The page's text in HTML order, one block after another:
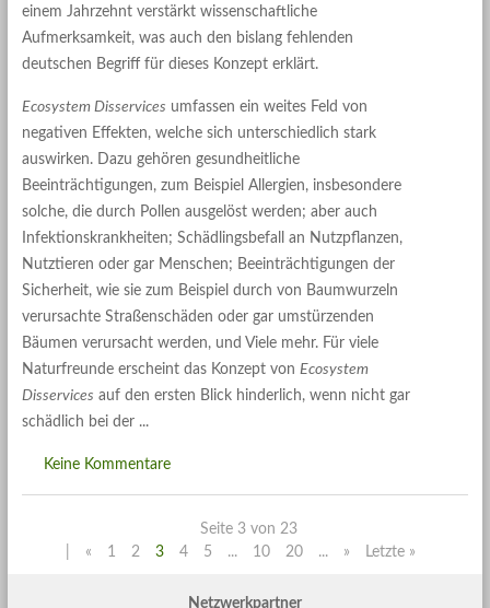
einem Jahrzehnt verstärkt wissenschaftliche
Aufmerksamkeit, was auch den bislang fehlenden
deutschen Begriff für dieses Konzept erklärt.
Ecosystem Disservices umfassen ein weites Feld von
negativen Effekten, welche sich unterschiedlich stark
auswirken. Dazu gehören gesundheitliche
Beeinträchtigungen, zum Beispiel Allergien, insbesondere
solche, die durch Pollen ausgelöst werden; aber auch
Infektionskrankheiten; Schädlingsbefall an Nutzpflanzen,
Nutztieren oder gar Menschen; Beeinträchtigungen der
Sicherheit, wie sie zum Beispiel durch von Baumwurzeln
verursachte Straßenschäden oder gar umstürzenden
Bäumen verursacht werden, und Viele mehr. Für viele
Naturfreunde erscheint das Konzept von Ecosystem
Disservices auf den ersten Blick hinderlich, wenn nicht gar
schädlich bei der
Keine Kommentare
Seite 3 von 23
« 1 2 3 4 5 ... 10 20 ... » Letzte »
Netzwerkpartner